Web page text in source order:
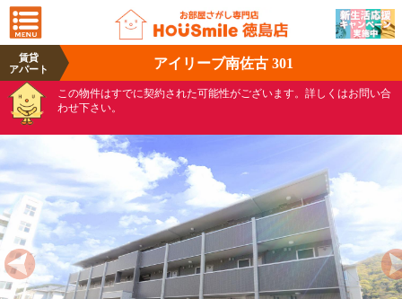
賃貸
アパート
アイリーブ南佐古 301
この物件はすでに契約された可能性がございます。詳しくはお問い合
わせ下さい。